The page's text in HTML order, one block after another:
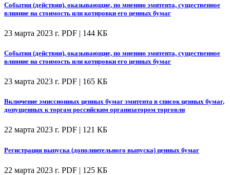
События (действия), оказывающие, по мнению эмитента, существенное
влияние на стоимость или котировки его ценных бумаг
23 марта 2023 г. PDF | 144 КБ
События (действия), оказывающие, по мнению эмитента, существенное
влияние на стоимость или котировки его ценных бумаг
23 марта 2023 г. PDF | 165 КБ
Включение эмиссионных ценных бумаг эмитента в список ценных бумаг,
допущенных к торгам российским организатором торговли
22 марта 2023 г. PDF | 121 КБ
Регистрация выпуска (дополнительного выпуска) ценных бумаг
22 марта 2023 г. PDF | 125 КБ